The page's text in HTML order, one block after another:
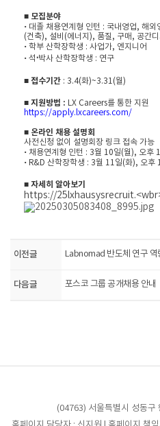
■ 모집분야
• 대졸 채용연계형 인턴 : 국내영업, 해
(건축), 설비(에너지), 품질, 구매, 공간디
• 학부 산학장학생 : 사업가, 엔지니어
• 석 ·박사 산학장학생 : 연구
■ 접수기간 : 3.4(화)~3.31(월)
■ 지원방법 : LX Careers를 통한 지원
https://apply.lxcareers.com/
■ 온라인 채용 설명회
사전신청 없이 설명회장 링크 접속 가능
• 채용연계형 인턴 : 3월 10일(월), 오후
• R&D 산학장학생 : 3월 11일(화), 오후
■ 자세히 알아보기
https://
이전글 Labnomad 반도체 연구 역
다음글 포스코 그룹 공개채용 안내
(04763) 서울특별시 성동구